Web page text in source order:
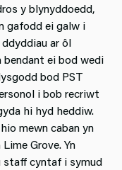
y blynyddoedd,
gafodd ei galw i
ar ôl
bendant ei bod wedi
bod PST
i bob recriwt
hi hyd heddiw.
mewn caban yn
Grove. Yn
staff cyntaf i symud